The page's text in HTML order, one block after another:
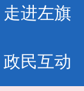
走进左旗
政民互动